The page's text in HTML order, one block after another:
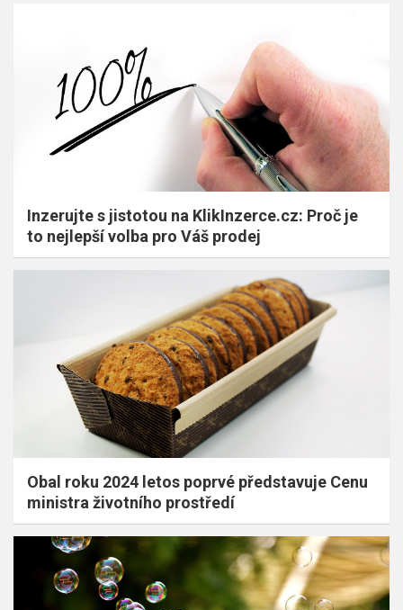
Inzerujte s jistotou na KlikInzerce.cz: Proč je
to nejlepší volba pro Váš prodej
Obal roku 2024 letos poprvé představuje Cenu
ministra životního prostředí